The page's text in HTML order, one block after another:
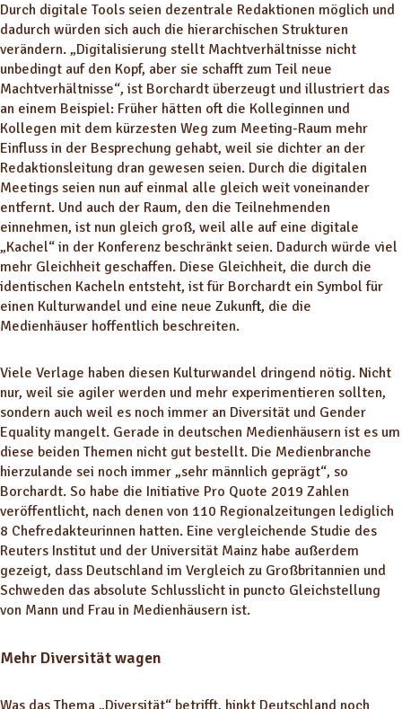
Durch digitale Tools seien dezentrale Redaktionen möglich und
dadurch würden sich auch die hierarchischen Strukturen
verändern. „Digitalisierung stellt Machtverhältnisse nicht
unbedingt auf den Kopf, aber sie schafft zum Teil neue
Machtverhältnisse“, ist Borchardt überzeugt und illustriert das
an einem Beispiel: Früher hätten oft die Kolleginnen und
Kollegen mit dem kürzesten Weg zum Meeting-Raum mehr
Einfluss in der Besprechung gehabt, weil sie dichter an der
Redaktionsleitung dran gewesen seien. Durch die digitalen
Meetings seien nun auf einmal alle gleich weit voneinander
entfernt. Und auch der Raum, den die Teilnehmenden
einnehmen, ist nun gleich groß, weil alle auf eine digitale
„Kachel“ in der Konferenz beschränkt seien. Dadurch würde viel
mehr Gleichheit geschaffen. Diese Gleichheit, die durch die
identischen Kacheln entsteht, ist für Borchardt ein Symbol für
einen Kulturwandel und eine neue Zukunft, die die
Medienhäuser hoffentlich beschreiten.
Viele Verlage haben diesen Kulturwandel dringend nötig. Nicht
nur, weil sie agiler werden und mehr experimentieren sollten,
sondern auch weil es noch immer an Diversität und Gender
Equality mangelt. Gerade in deutschen Medienhäusern ist es um
diese beiden Themen nicht gut bestellt. Die Medienbranche
hierzulande sei noch immer „sehr männlich geprägt“, so
Borchardt. So habe die Initiative Pro Quote 2019 Zahlen
veröffentlicht, nach denen von 110 Regionalzeitungen lediglich
8 Chefredakteurinnen hatten. Eine vergleichende Studie des
Reuters Institut und der Universität Mainz habe außerdem
gezeigt, dass Deutschland im Vergleich zu Großbritannien und
Schweden das absolute Schlusslicht in puncto Gleichstellung
von Mann und Frau in Medienhäusern ist.
Mehr Diversität wagen